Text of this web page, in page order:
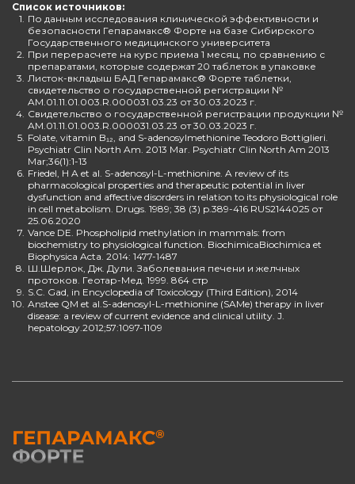
Список источников:
1. По данным исследования клинической эффективности и
безопасности Гепарамакс® Форте на базе Сибирского
Государственного медицинского университета
2. При перерасчете на курс приема 1 месяц, по сравнению с
препаратами, которые содержат 20 таблеток в упаковке
3. Листок-вкладыш БАД Гепарамакс® Форте таблетки,
свидетельство о государственной регистрации №
AM.01.11.01.003.R.000031.03.23 от 30.03.2023 г.
4. Свидетельство о государственной регистрации продукции №
AM.01.11.01.003.R.000031.03.23 от 30.03.2023 г.
5. Folate, vitamin B₁₂, and S-adenosylmethionine Teodoro Bottiglieri.
Psychiatr Clin North Am. 2013 Mar. Psychiatr Clin North Am 2013
Mar;36(1):1-13
6. Friedel, H A et al. S-adenosyl-L-methionine. A review of its
pharmacological properties and therapeutic potential in liver
dysfunction and affective disorders in relation to its physiological role
in cell metabolism. Drugs. 1989; 38 (3) p.389-416 RUS2144025 от
25.06.2020
7. Vance DE. Phospholipid methylation in mammals: from
biochemistry to physiological function. BiochimicaBiochimica et
Biophysica Acta. 2014: 1477-1487
8. Ш.Шерлок, Дж. Дули. Заболевания печени и желчных
протоков. Геотар-Мед. 1999. 864 стр
9. S.C. Gad, in Encyclopedia of Toxicology (Third Edition), 2014
10. Anstee QM et al.S-adenosyl-L-methionine (SAMe) therapy in liver
disease: a review of current evidence and clinical utility. J.
hepatology.2012;57:1097-1109